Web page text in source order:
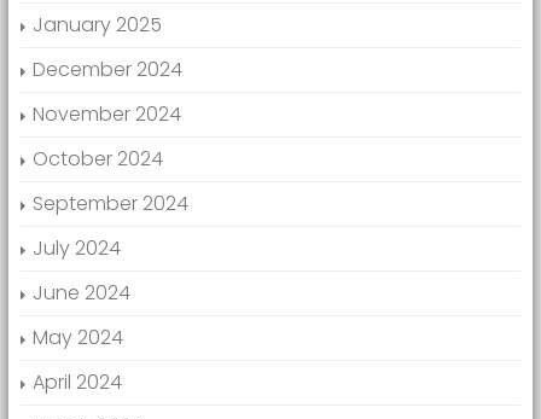
January 2025
December 2024
November 2024
October 2024
September 2024
July 2024
June 2024
May 2024
April 2024